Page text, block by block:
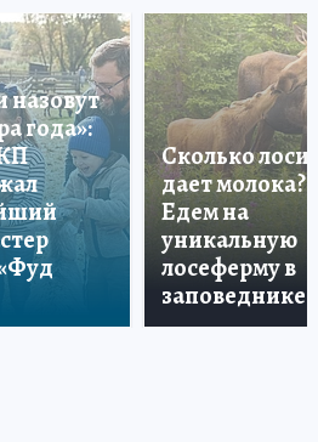
назовут
года»:
Сколько лосиха
дает молока?
Едем на
уникальную
лосеферму в
заповеднике!